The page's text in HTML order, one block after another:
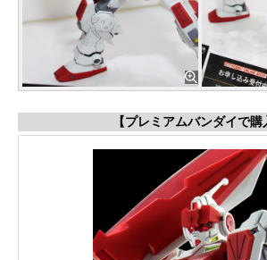
【プレミアムバンダイで購